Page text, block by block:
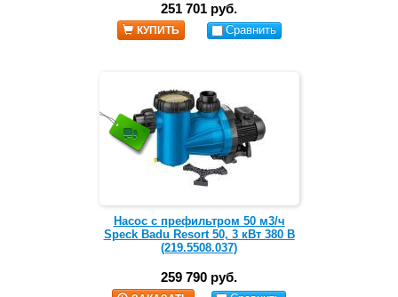
251 701 руб.
КУПИТЬ Сравнить
Насос с префильтром 50 м3/ч
Speck Badu Resort 50, 3 кВт 380 В
(219.5508.037)
259 790 руб.